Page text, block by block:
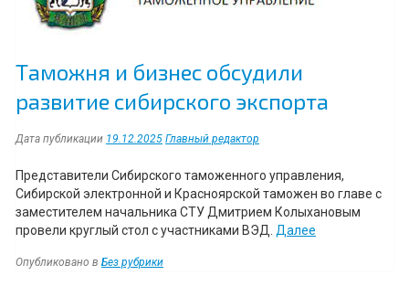
Таможня и бизнес обсудили
развитие сибирского экспорта
Дата публикации 19.12.2025 Главный редактор
Представители Сибирского таможенного управления,
Сибирской электронной и Красноярской таможен во главе с
заместителем начальника СТУ Дмитрием Колыхановым
провели круглый стол с участниками ВЭД. Далее
Опубликовано в Без рубрики